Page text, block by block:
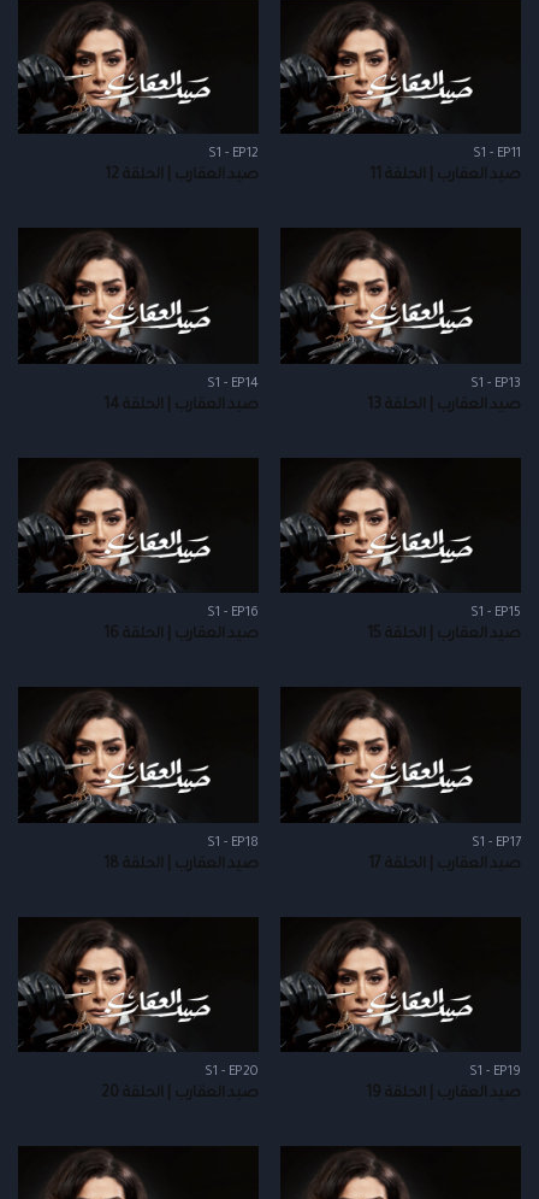
S1 - EP11
صيد العقارب | الحلقة 11
S1 - EP12
صيد العقارب | الحلقة 12
S1 - EP13
صيد العقارب | الحلقة 13
S1 - EP14
صيد العقارب | الحلقة 14
S1 - EP15
صيد العقارب | الحلقة 15
S1 - EP16
صيد العقارب | الحلقة 16
S1 - EP17
صيد العقارب | الحلقة 17
S1 - EP18
صيد العقارب | الحلقة 18
S1 - EP19
صيد العقارب | الحلقة 19
S1 - EP20
صيد العقارب | الحلقة 20